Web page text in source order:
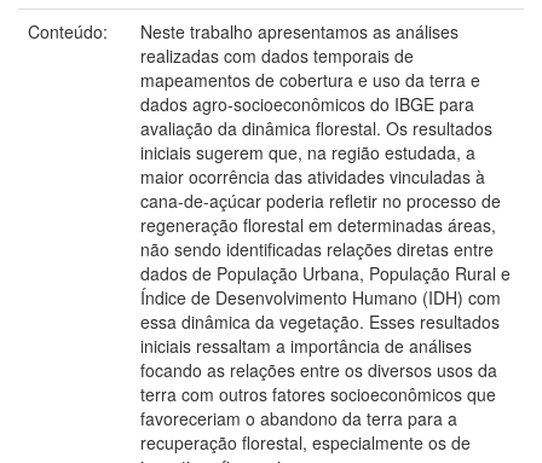
Conteúdo:
Neste trabalho apresentamos as análises
realizadas com dados temporais de
mapeamentos de cobertura e uso da terra e
dados agro-socioeconômicos do IBGE para
avaliação da dinâmica florestal. Os resultados
iniciais sugerem que, na região estudada, a
maior ocorrência das atividades vinculadas à
cana-de-açúcar poderia refletir no processo de
regeneração florestal em determinadas áreas,
não sendo identificadas relações diretas entre
dados de População Urbana, População Rural e
Índice de Desenvolvimento Humano (IDH) com
essa dinâmica da vegetação. Esses resultados
iniciais ressaltam a importância de análises
focando as relações entre os diversos usos da
terra com outros fatores socioeconômicos que
favoreceriam o abandono da terra para a
recuperação florestal, especialmente os de